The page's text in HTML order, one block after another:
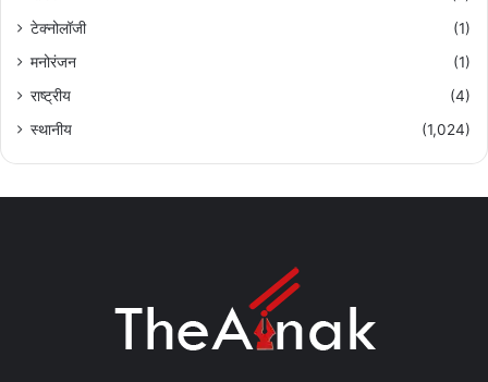
टेक्नोलॉजी
(1)
मनोरंजन
(1)
राष्ट्रीय
(4)
स्थानीय
(1,024)